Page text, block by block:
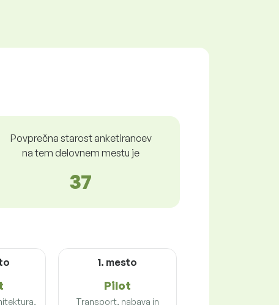
Povprečna starost anketirancev
na tem delovnem mestu je
37
1. mesto
Pilot
Transport, nabava in